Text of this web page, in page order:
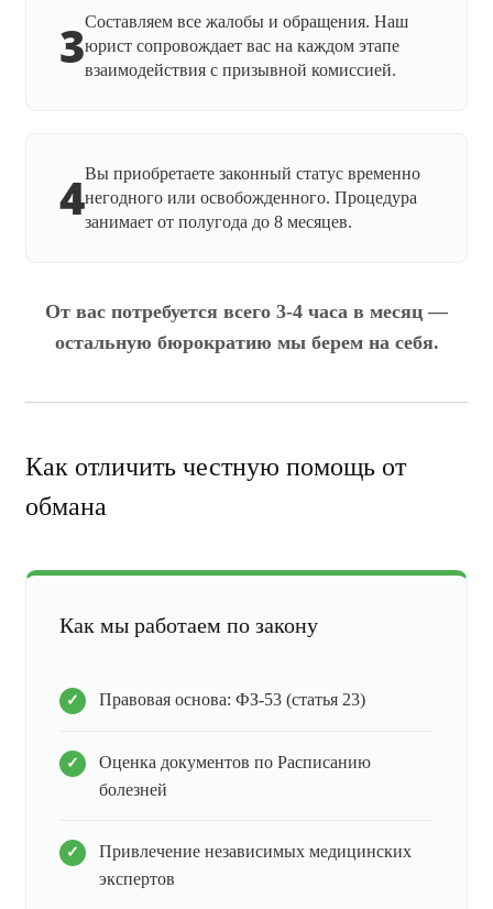
3Составляем все жалобы и обращения. Наш
юрист сопровождает вас на каждом этапе
взаимодействия с призывной комиссией.
4Вы приобретаете законный статус временно
негодного или освобожденного. Процедура
занимает от полугода до 8 месяцев.
От вас потребуется всего 3-4 часа в месяц —
остальную бюрократию мы берем на себя.
Как отличить честную помощь от
обмана
Как мы работаем по закону
Правовая основа: ФЗ-53 (статья 23)
Оценка документов по Расписанию
болезней
Привлечение независимых медицинских
экспертов